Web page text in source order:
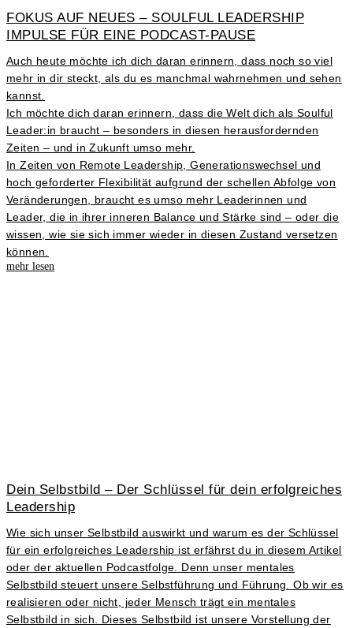
FOKUS AUF NEUES – SOULFUL LEADERSHIP
IMPULSE FÜR EINE PODCAST-PAUSE
Auch heute möchte ich dich daran erinnern, dass noch so viel
mehr in dir steckt, als du es manchmal wahrnehmen und sehen
kannst.
Ich möchte dich daran erinnern, dass die Welt dich als Soulful
Leader:in braucht – besonders in diesen herausfordernden
Zeiten – und in Zukunft umso mehr.
In Zeiten von Remote Leadership, Generationswechsel und
hoch geforderter Flexibilität aufgrund der schellen Abfolge von
Veränderungen, braucht es umso mehr Leaderinnen und
Leader, die in ihrer inneren Balance und Stärke sind – oder die
wissen, wie sie sich immer wieder in diesen Zustand versetzen
können.
mehr lesen
Dein Selbstbild – Der Schlüssel für dein erfolgreiches
Leadership
Wie sich unser Selbstbild auswirkt und warum es der Schlüssel
für ein erfolgreiches Leadership ist erfährst du in diesem Artikel
oder der aktuellen Podcastfolge. Denn unser mentales
Selbstbild steuert unsere Selbstführung und Führung. Ob wir es
realisieren oder nicht, jeder Mensch trägt ein mentales
Selbstbild in sich. Dieses Selbstbild ist unsere Vorstellung der